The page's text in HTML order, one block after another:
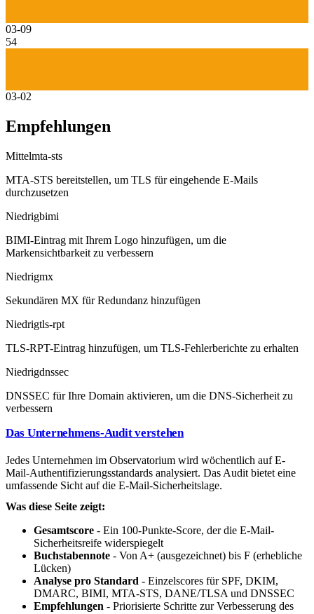
03-09
54
03-02
Empfehlungen
Mittelmta-sts
MTA-STS bereitstellen, um TLS für eingehende E-Mails
durchzusetzen
Niedrigbimi
BIMI-Eintrag mit Ihrem Logo hinzufügen, um die
Markensichtbarkeit zu verbessern
Niedrigmx
Sekundären MX für Redundanz hinzufügen
Niedrigtls-rpt
TLS-RPT-Eintrag hinzufügen, um TLS-Fehlerberichte zu erhalten
Niedrigdnssec
DNSSEC für Ihre Domain aktivieren, um die DNS-Sicherheit zu
verbessern
Das Unternehmens-Audit verstehen
Jedes Unternehmen im Observatorium wird wöchentlich auf E-
Mail-Authentifizierungsstandards analysiert. Das Audit bietet eine
umfassende Sicht auf die E-Mail-Sicherheitslage.
Was diese Seite zeigt:
Gesamtscore - Ein 100-Punkte-Score, der die E-Mail-
Sicherheitsreife widerspiegelt
Buchstabennote - Von A+ (ausgezeichnet) bis F (erhebliche
Lücken)
Analyse pro Standard - Einzelscores für SPF, DKIM,
DMARC, BIMI, MTA-STS, DANE/TLSA und DNSSEC
Empfehlungen - Priorisierte Schritte zur Verbesserung des